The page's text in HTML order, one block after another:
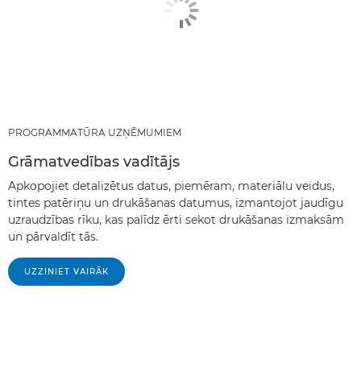
PROGRAMMATŪRA UZŅĒMUMIEM
Grāmatvedības vadītājs
Apkopojiet detalizētus datus, piemēram, materiālu veidus,
tintes patēriņu un drukāšanas datumus, izmantojot jaudīgu
uzraudzības rīku, kas palīdz ērti sekot drukāšanas izmaksām
un pārvaldīt tās.
UZZINIET VAIRĀK